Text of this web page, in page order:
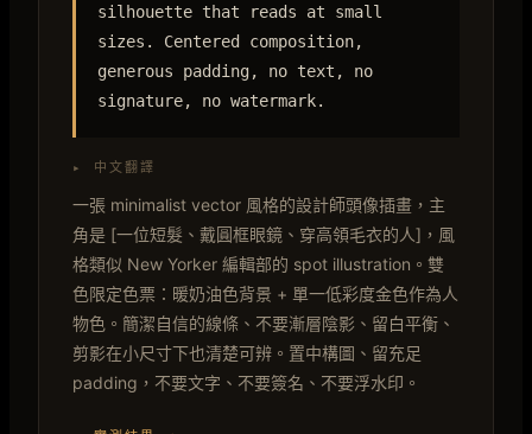
silhouette that reads at small
sizes. Centered composition,
generous padding, no text, no
signature, no watermark.
▸ 中文翻譯
一張 minimalist vector 風格的設計師頭像插畫，主
角是 [一位短髮、戴圓框眼鏡、穿高領毛衣的人]，風
格類似 New Yorker 編輯部的 spot illustration。雙
色限定色票：暖奶油色背景 + 單一低彩度金色作為人
物色。簡潔自信的線條、不要漸層陰影、留白平衡、
剪影在小尺寸下也清楚可辨。置中構圖、留充足
padding，不要文字、不要簽名、不要浮水印。